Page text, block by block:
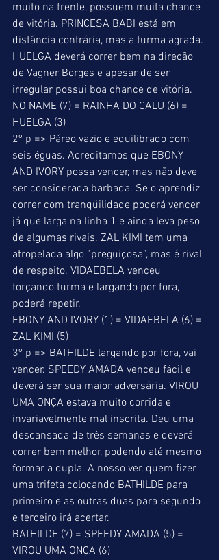
muito na frente, possuem muita chance
de vitória. PRINCESA BABI está em
distância contrária, mas a turma agrada.
HUELGA deverá correr bem na direção
de Vagner Borges e apesar de ser
irregular possui boa chance de vitória.
NO NAME (7) = RAINHA DO CALU (6) =
HUELGA (3)
2º p => Páreo vazio e equilibrado com
seis éguas. Acreditamos que EBONY
AND IVORY possa vencer, mas não deve
ser considerada barbada. Se o aprendiz
correr com tranqüilidade poderá vencer
já que larga na linha 1 e ainda leva peso
de algumas rivais. ZAL KIMI tem uma
atropelada algo “preguiçosa”, mas é rival
de respeito. VIDAEBELA venceu
forçando turma e largando por fora,
poderá repetir.
EBONY AND IVORY (1) = VIDAEBELA (6) =
ZAL KIMI (5)
3º p => BATHILDE largando por fora, vai
vencer. SPEEDY AMADA venceu fácil e
deverá ser sua maior adversária. VIROU
UMA ONÇA estava muito corrida e
invariavelmente mal inscrita. Deu uma
descansada de três semanas e deverá
correr bem melhor, podendo até mesmo
formar a dupla. A nosso ver, quem fizer
uma trifeta colocando BATHILDE para
primeiro e as outras duas para segundo
e terceiro irá acertar.
BATHILDE (7) = SPEEDY AMADA (5) =
VIROU UMA ONÇA (6)